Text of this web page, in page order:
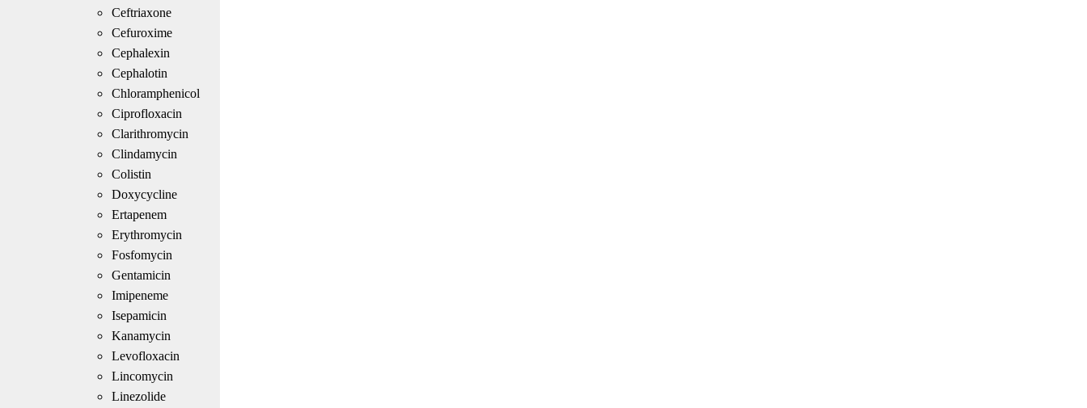
Ceftriaxone
Cefuroxime
Cephalexin
Cephalotin
Chloramphenicol
Ciprofloxacin
Clarithromycin
Clindamycin
Colistin
Doxycycline
Ertapenem
Erythromycin
Fosfomycin
Gentamicin
Imipeneme
Isepamicin
Kanamycin
Levofloxacin
Lincomycin
Linezolide